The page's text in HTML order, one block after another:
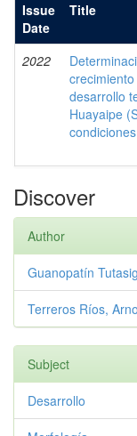
Issue
Date
Title
2022
desarrollo
Huayaipe
Discover
Author
Guanopatín
Terreros Ríos,
Subject
Desarrollo